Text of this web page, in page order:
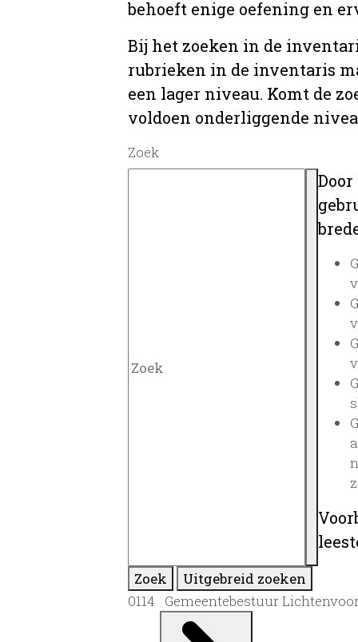
behoeft enige oefening en
Bij het zoeken in de
rubrieken in de inventaris
een lager niveau. Komt de
voldoen onderliggende
Zoek
Zoek
Uitgebreid zoeken
0114 Gemeentebestuur